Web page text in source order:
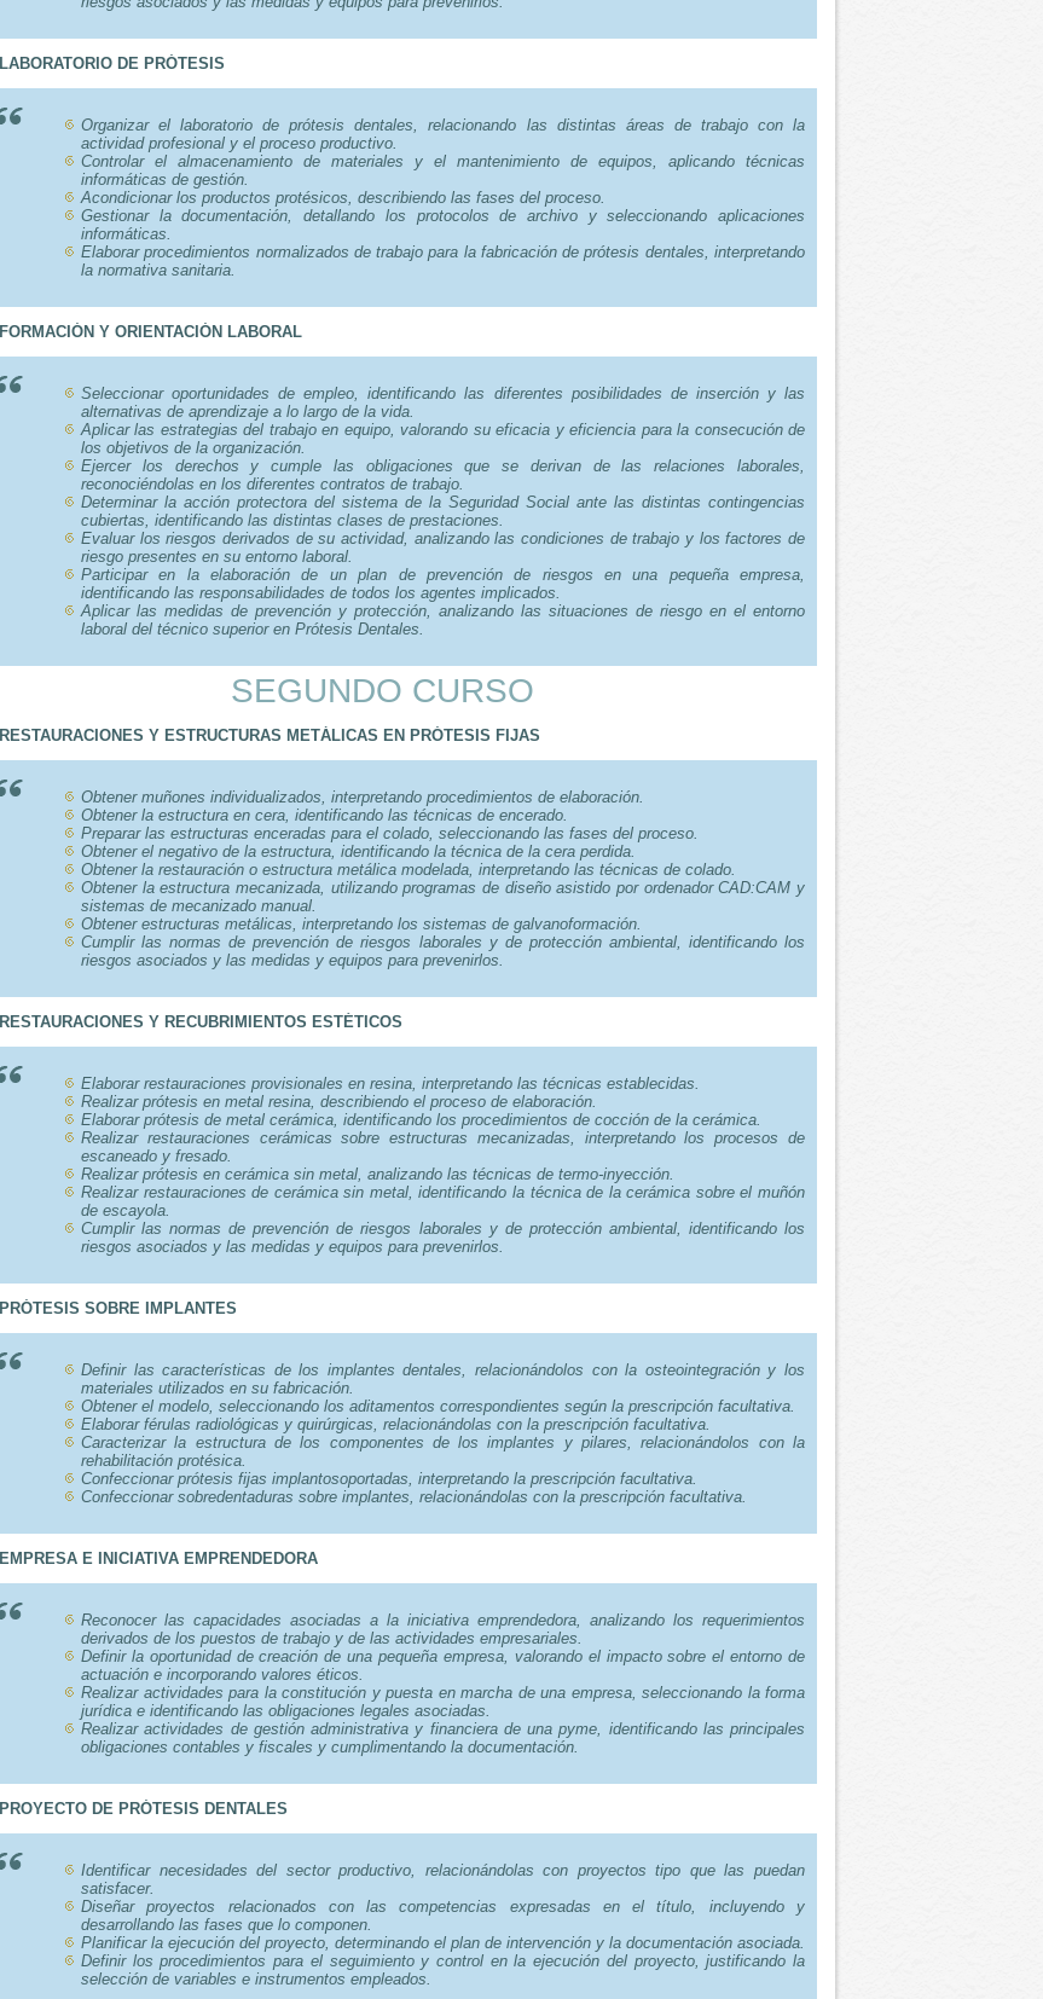
LABORATORIO DE PRÓTESIS
Organizar el laboratorio de prótesis dentales, relacionando las distintas áreas de trabajo con la
actividad profesional y el proceso productivo.
Controlar el almacenamiento de materiales y el mantenimiento de equipos, aplicando técnicas
informáticas de gestión.
Acondicionar los productos protésicos, describiendo las fases del proceso.
Gestionar la documentación, detallando los protocolos de archivo y seleccionando aplicaciones
informáticas.
Elaborar procedimientos normalizados de trabajo para la fabricación de prótesis dentales, interpretando
la normativa sanitaria.
FORMACIÓN Y ORIENTACIÓN LABORAL
Seleccionar oportunidades de empleo, identificando las diferentes posibilidades de inserción y las
alternativas de aprendizaje a lo largo de la vida.
Aplicar las estrategias del trabajo en equipo, valorando su eficacia y eficiencia para la consecución de
los objetivos de la organización.
Ejercer los derechos y cumple las obligaciones que se derivan de las relaciones laborales,
reconociéndolas en los diferentes contratos de trabajo.
Determinar la acción protectora del sistema de la Seguridad Social ante las distintas contingencias
cubiertas, identificando las distintas clases de prestaciones.
Evaluar los riesgos derivados de su actividad, analizando las condiciones de trabajo y los factores de
riesgo presentes en su entorno laboral.
Participar en la elaboración de un plan de prevención de riesgos en una pequeña empresa,
identificando las responsabilidades de todos los agentes implicados.
Aplicar las medidas de prevención y protección, analizando las situaciones de riesgo en el entorno
laboral del técnico superior en Prótesis Dentales.
SEGUNDO CURSO
RESTAURACIONES Y ESTRUCTURAS METÁLICAS EN PRÓTESIS FIJAS
Obtener muñones individualizados, interpretando procedimientos de elaboración.
Obtener la estructura en cera, identificando las técnicas de encerado.
Preparar las estructuras enceradas para el colado, seleccionando las fases del proceso.
Obtener el negativo de la estructura, identificando la técnica de la cera perdida.
Obtener la restauración o estructura metálica modelada, interpretando las técnicas de colado.
Obtener la estructura mecanizada, utilizando programas de diseño asistido por ordenador CAD:CAM y
sistemas de mecanizado manual.
Obtener estructuras metálicas, interpretando los sistemas de galvanoformación.
Cumplir las normas de prevención de riesgos laborales y de protección ambiental, identificando los
riesgos asociados y las medidas y equipos para prevenirlos.
RESTAURACIONES Y RECUBRIMIENTOS ESTÉTICOS
Elaborar restauraciones provisionales en resina, interpretando las técnicas establecidas.
Realizar prótesis en metal resina, describiendo el proceso de elaboración.
Elaborar prótesis de metal cerámica, identificando los procedimientos de cocción de la cerámica.
Realizar restauraciones cerámicas sobre estructuras mecanizadas, interpretando los procesos de
escaneado y fresado.
Realizar prótesis en cerámica sin metal, analizando las técnicas de termo-inyección.
Realizar restauraciones de cerámica sin metal, identificando la técnica de la cerámica sobre el muñón
de escayola.
Cumplir las normas de prevención de riesgos laborales y de protección ambiental, identificando los
riesgos asociados y las medidas y equipos para prevenirlos.
PRÓTESIS SOBRE IMPLANTES
Definir las características de los implantes dentales, relacionándolos con la osteointegración y los
materiales utilizados en su fabricación.
Obtener el modelo, seleccionando los aditamentos correspondientes según la prescripción facultativa.
Elaborar férulas radiológicas y quirúrgicas, relacionándolas con la prescripción facultativa.
Caracterizar la estructura de los componentes de los implantes y pilares, relacionándolos con la
rehabilitación protésica.
Confeccionar prótesis fijas implantosoportadas, interpretando la prescripción facultativa.
Confeccionar sobredentaduras sobre implantes, relacionándolas con la prescripción facultativa.
EMPRESA E INICIATIVA EMPRENDEDORA
Reconocer las capacidades asociadas a la iniciativa emprendedora, analizando los requerimientos
derivados de los puestos de trabajo y de las actividades empresariales.
Definir la oportunidad de creación de una pequeña empresa, valorando el impacto sobre el entorno de
actuación e incorporando valores éticos.
Realizar actividades para la constitución y puesta en marcha de una empresa, seleccionando la forma
jurídica e identificando las obligaciones legales asociadas.
Realizar actividades de gestión administrativa y financiera de una pyme, identificando las principales
obligaciones contables y fiscales y cumplimentando la documentación.
PROYECTO DE PRÓTESIS DENTALES
Identificar necesidades del sector productivo, relacionándolas con proyectos tipo que las puedan
satisfacer.
Diseñar proyectos relacionados con las competencias expresadas en el título, incluyendo y
desarrollando las fases que lo componen.
Planificar la ejecución del proyecto, determinando el plan de intervención y la documentación asociada.
Definir los procedimientos para el seguimiento y control en la ejecución del proyecto, justificando la
selección de variables e instrumentos empleados.